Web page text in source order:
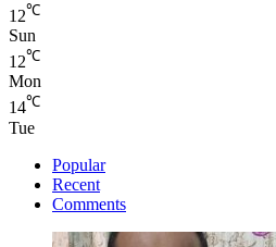
12℃
Sun
12℃
Mon
14℃
Tue
Popular
Recent
Comments